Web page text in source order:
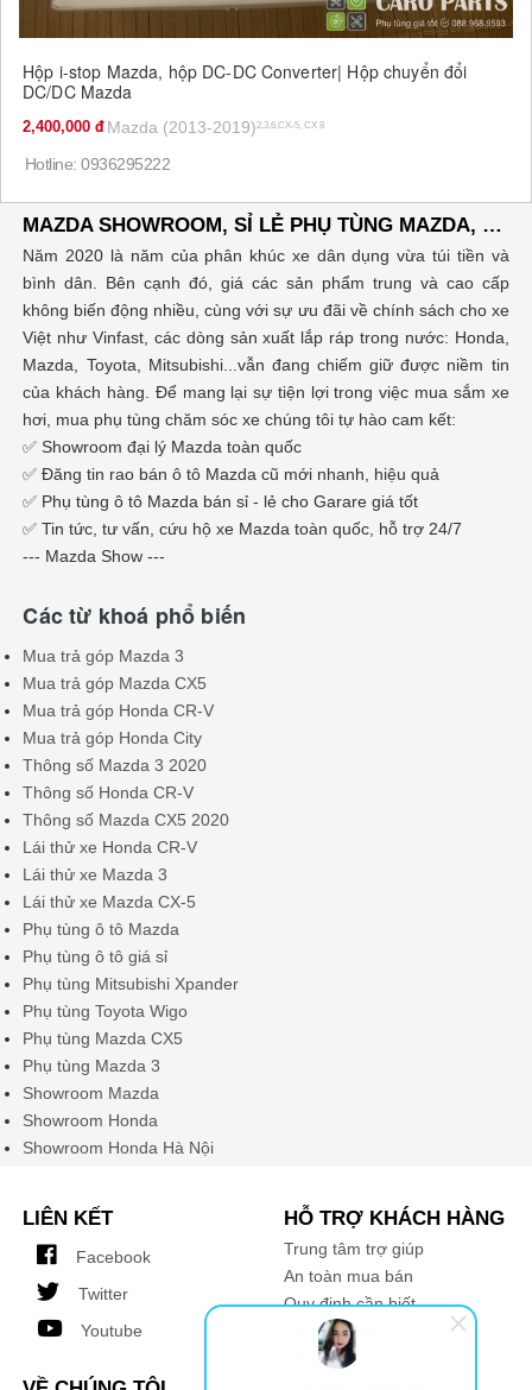
Hộp i-stop Mazda, hộp DC-DC Converter| Hộp chuyển đổi
DC/DC Mazda
2,400,000 Mazda (2013-2019) 2,3,6,CX-5, CX 8
Hotline: 0936295222
MAZDA SHOWROOM, SỈ LẺ PHỤ TÙNG MAZDA, ĐĂNG TIN RAO VẶT MUA BÁN XE Ô TÔ
Năm 2020 là năm của phân khúc xe dân dụng vừa túi tiền và
bình dân. Bên cạnh đó, giá các sản phẩm trung và cao cấp
không biến động nhiều, cùng với sự ưu đãi về chính sách cho xe
Việt như Vinfast, các dòng sản xuất lắp ráp trong nước: Honda,
Mazda, Toyota, Mitsubishi...vẫn đang chiếm giữ được niềm tin
của khách hàng. Để mang lại sự tiện lợi trong việc mua sắm xe
hơi, mua phụ tùng chăm sóc xe chúng tôi tự hào cam kết:
✅ Showroom đại lý Mazda toàn quốc
✅ Đăng tin rao bán ô tô Mazda cũ mới nhanh, hiệu quả
✅ Phụ tùng ô tô Mazda bán sỉ - lẻ cho Garare giá tốt
✅ Tin tức, tư vấn, cứu hộ xe Mazda toàn quốc, hỗ trợ 24/7
--- Mazda Show ---
Các từ khoá phổ biến
Mua trả góp Mazda 3
Mua trả góp Mazda CX5
Mua trả góp Honda CR-V
Mua trả góp Honda City
Thông số Mazda 3 2020
Thông số Honda CR-V
Thông số Mazda CX5 2020
Lái thử xe Honda CR-V
Lái thử xe Mazda 3
Lái thử xe Mazda CX-5
Phụ tùng ô tô Mazda
Phụ tùng ô tô giá sỉ
Phụ tùng Mitsubishi Xpander
Phụ tùng Toyota Wigo
Phụ tùng Mazda CX5
Phụ tùng Mazda 3
Showroom Mazda
Showroom Honda
Showroom Honda Hà Nội
LIÊN KẾT
Facebook
Twitter
Youtube
HỖ TRỢ KHÁCH HÀNG
Trung tâm trợ giúp
An toàn mua bán
Quy định cần biết
Hỗ trợ FAQs
Liên hệ hỗ trợ